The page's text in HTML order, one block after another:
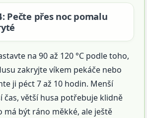
Pečte přes noc pomalu
na 90 až 120 °C podle toho,
zakryjte víkem pekáče nebo
ji péct 7 až 10 hodin. Menší
čas, větší husa potřebuje klidně
má být ráno měkké, ale ještě